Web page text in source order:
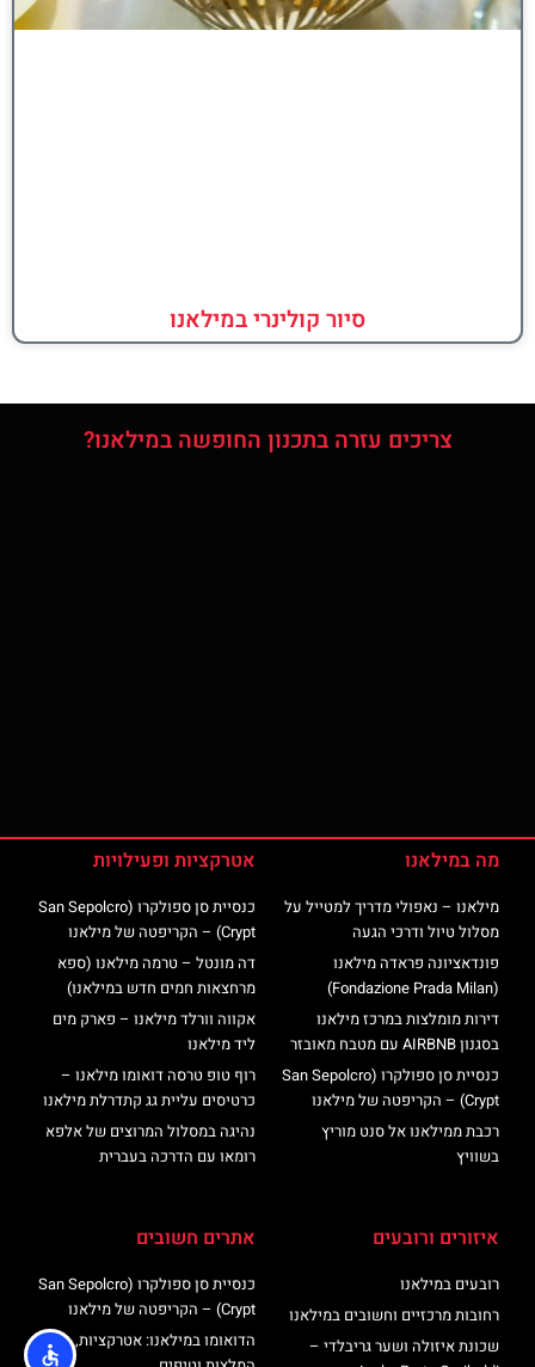
סיור קולינרי במילאנו
צריכים עזרה בתכנון החופשה במילאנו?
מה במילאנו
מילאנו – נאפולי מדריך למטייל על
מסלול טיול ודרכי הגעה
פונדאציונה פראדה מילאנו
(Fondazione Prada Milan)
דירות מומלצות במרכז מילאנו
בסגנון AIRBNB עם מטבח מאובזר
כנסיית סן ספולקרו (San Sepolcro
Crypt) – הקריפטה של מילאנו
רכבת ממילאנו אל סנט מוריץ
בשוויץ
אטרקציות ופעילויות
כנסיית סן ספולקרו (San Sepolcro
Crypt) – הקריפטה של מילאנו
דה מונטל – טרמה מילאנו (ספא
מרחצאות חמים חדש במילאנו)
אקווה וורלד מילאנו – פארק מים
ליד מילאנו
רוף טופ טרסה דואומו מילאנו –
כרטיסים עליית גג קתדרלת מילאנו
נהיגה במסלול המרוצים של אלפא
רומאו עם הדרכה בעברית
איזורים ורובעים
רובעים במילאנו
רחובות מרכזיים וחשובים במילאנו
שכונת איזולה ושער גריבלדי –
אתרים חשובים
כנסיית סן ספולקרו (San Sepolcro
Crypt) – הקריפטה של מילאנו
הדואומו במילאנו: אטרקציות,